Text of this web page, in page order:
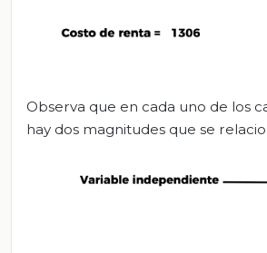
Observa que en cada uno de los
hay dos magnitudes que se